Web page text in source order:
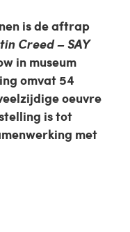
is de aftrap
Creed – SAY
in museum
omvat 54
oeuvre
is tot
met